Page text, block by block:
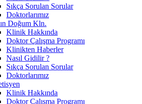
Sıkça Sorulan Sorular
Doktorlarımız
Doğum Kln.
Klinik Hakkında
Doktor Çalışma Programı
Klinikten Haberler
Nasıl Gidilir ?
Sıkça Sorulan Sorular
Doktorlarımız
Klinik Hakkında
Doktor Çalışma Programı